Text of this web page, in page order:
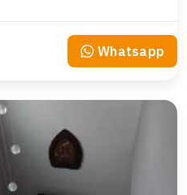
Whatsapp